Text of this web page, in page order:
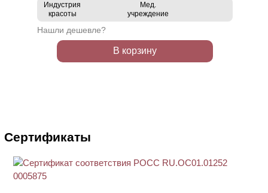
Индустрия
красоты
Мед.
учреждение
Нашли дешевле?
В корзину
Сертификаты